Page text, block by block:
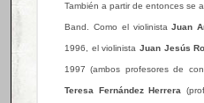
También a partir de entonces se
Band. Como el violinistaJuan
1996, el violinista Juan Jesús
1997 (ambos profesores de
Teresa Fernández Herrera